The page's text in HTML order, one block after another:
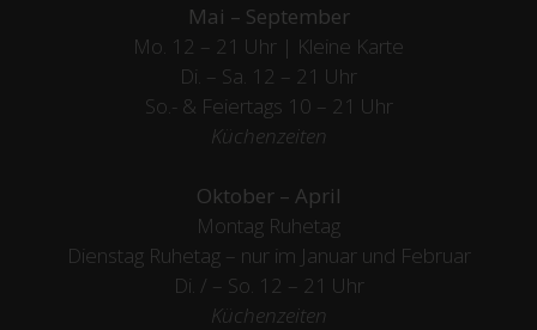
Mai – September
Mo. 12 – 21 Uhr | Kleine Karte
Di. – Sa. 12 – 21 Uhr
So.- & Feiertags 10 – 21 Uhr
Küchenzeiten
Oktober – April
Montag Ruhetag
Dienstag Ruhetag – nur im Januar und Februar
Di. / – So. 12 – 21 Uhr
Küchenzeiten